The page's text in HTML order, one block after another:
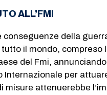
ALL’FMI
conseguenze della
il mondo, compreso
del Fmi,
Internazionale per
misure attenuerebbe